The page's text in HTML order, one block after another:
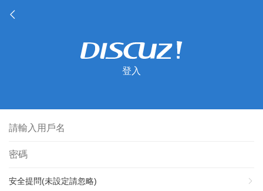
登入
安全提問(未設定請忽略)